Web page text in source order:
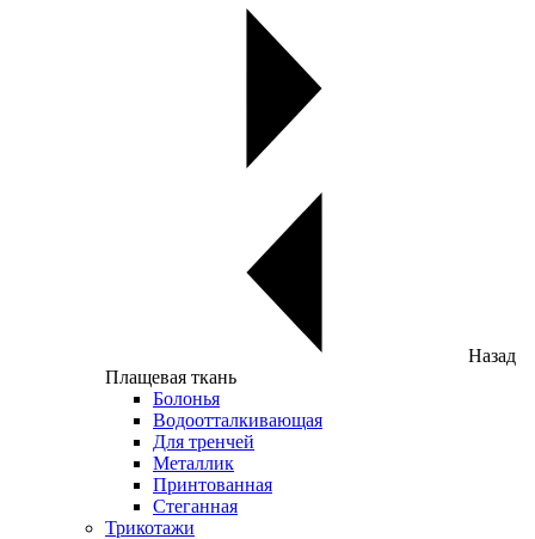
Назад
Плащевая ткань
Болонья
Водоотталкивающая
Для тренчей
Металлик
Принтованная
Стеганная
Трикотажи